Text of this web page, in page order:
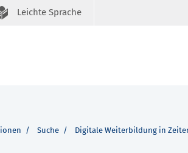
Leichte Sprache
Suche Digitale Weiterbildung in